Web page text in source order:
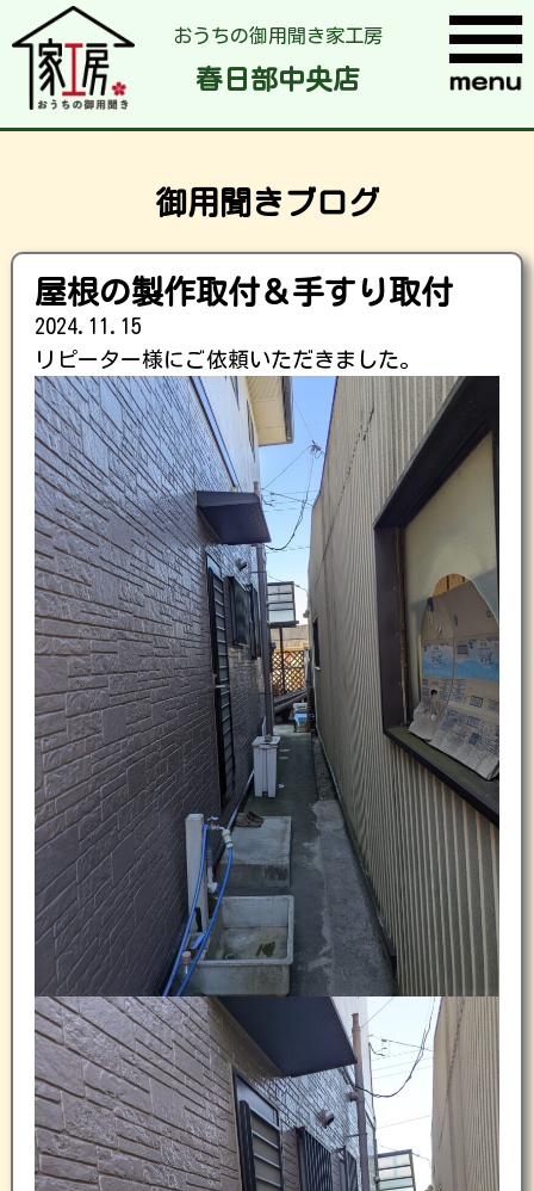
おうちの御用聞き家工房
春日部中央店
御用聞きブログ
屋根の製作取付＆手すり取付
2024.11.15
リピーター様にご依頼いただきました。